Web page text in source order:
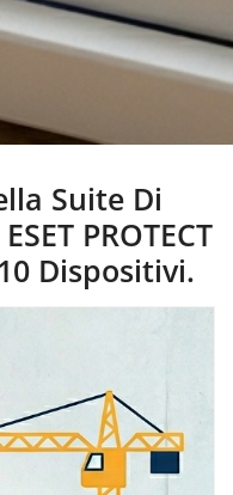
Suite Di
PROTECT
Dispositivi.